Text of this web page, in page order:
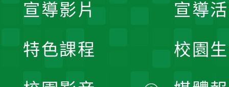
宣導
校園
宣導影片
特色課程